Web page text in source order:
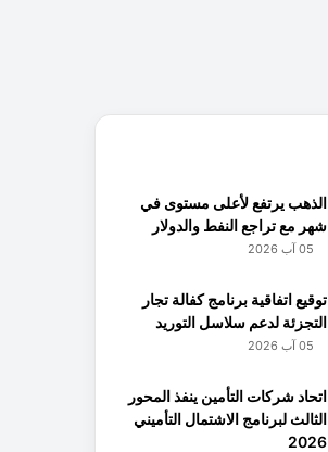
الذهب يرتفع لأعلى مستوى في
شهر مع تراجع النفط والدولار
05 آب 2026
توقيع اتفاقية برنامج كفالة تجار
التجزئة لدعم سلاسل التوريد
05 آب 2026
اتحاد شركات التأمين ينفذ المحور
الثالث لبرنامج الاشتمال التأميني
2026